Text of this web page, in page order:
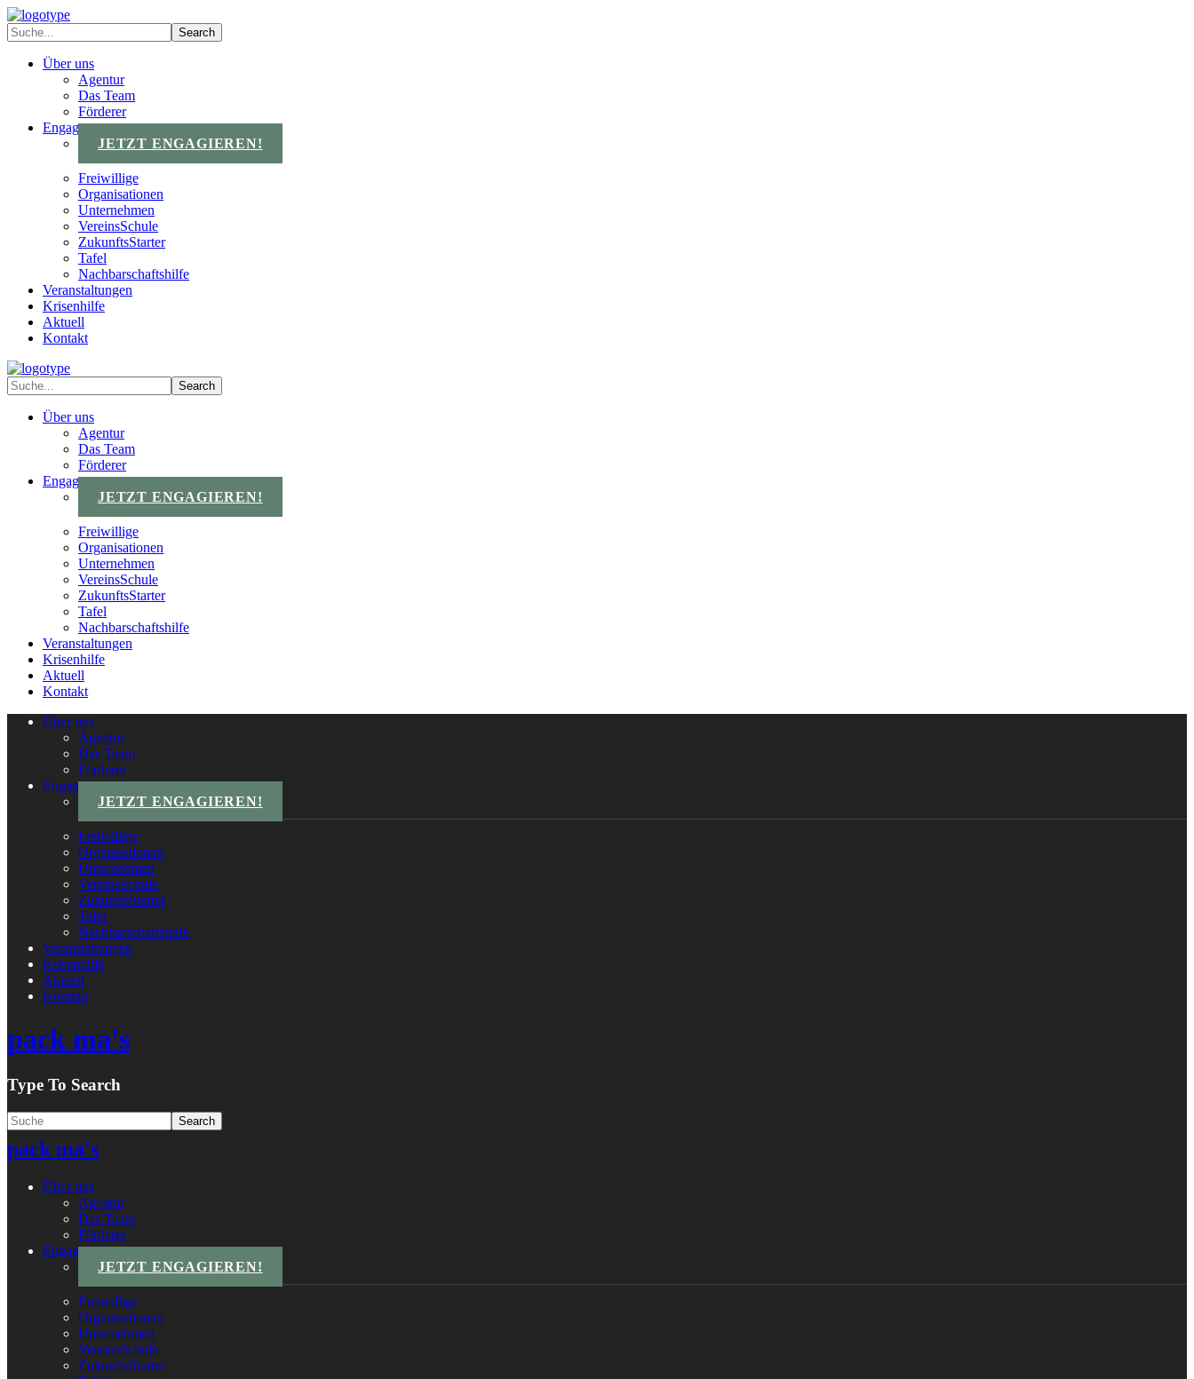
Über uns
Agentur
Das Team
Förderer
Engagements
JETZT ENGAGIEREN!
Freiwillige
Organisationen
Unternehmen
VereinsSchule
ZukunftsStarter
Tafel
Nachbarschaftshilfe
Veranstaltungen
Krisenhilfe
Aktuell
Kontakt
Über uns
Agentur
Das Team
Förderer
Engagements
JETZT ENGAGIEREN!
Freiwillige
Organisationen
Unternehmen
VereinsSchule
ZukunftsStarter
Tafel
Nachbarschaftshilfe
Veranstaltungen
Krisenhilfe
Aktuell
Kontakt
Über uns
Agentur
Das Team
Förderer
Engagements
JETZT ENGAGIEREN!
Freiwillige
Organisationen
Unternehmen
VereinsSchule
ZukunftsStarter
Tafel
Nachbarschaftshilfe
Veranstaltungen
Krisenhilfe
Aktuell
Kontakt
pack ma's
Type To Search
pack ma's
Über uns
Agentur
Das Team
Förderer
Engagements
JETZT ENGAGIEREN!
Freiwillige
Organisationen
Unternehmen
VereinsSchule
ZukunftsStarter